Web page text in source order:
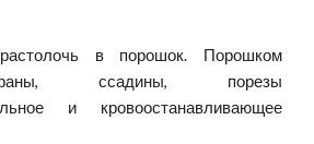
в порошок. Порошком
ссадины, порезы
и кровоостанавливающее